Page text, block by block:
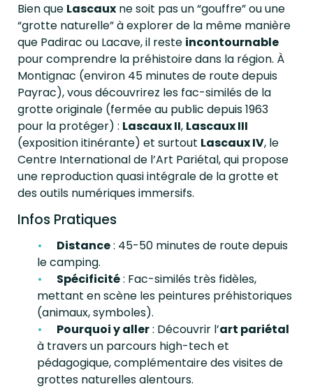
Bien que Lascauxne soit pas un “gouffre” ou une
“grotte naturelle” à explorer de la même manière
que Padirac ou Lacave, il reste incontournable
pour comprendre la préhistoire dans la région. À
Montignac (environ 45 minutes de route depuis
Payrac), vous découvrirez les fac-similés de la
grotte originale (fermée au public depuis 1963
pour la protéger) : Lascaux II, Lascaux III
(exposition itinérante) et surtout Lascaux IV, le
Centre International de l’Art Pariétal, qui propose
une reproduction quasi intégrale de la grotte et
des outils numériques immersifs.
Infos Pratiques
Distance: 45-50 minutes de route depuis
le camping.
Spécificité: Fac-similés très fidèles,
mettant en scène les peintures préhistoriques
(animaux, symboles).
Pourquoi y aller: Découvrir l’art pariétal
à travers un parcours high-tech et
pédagogique, complémentaire des visites de
grottes naturelles alentours.